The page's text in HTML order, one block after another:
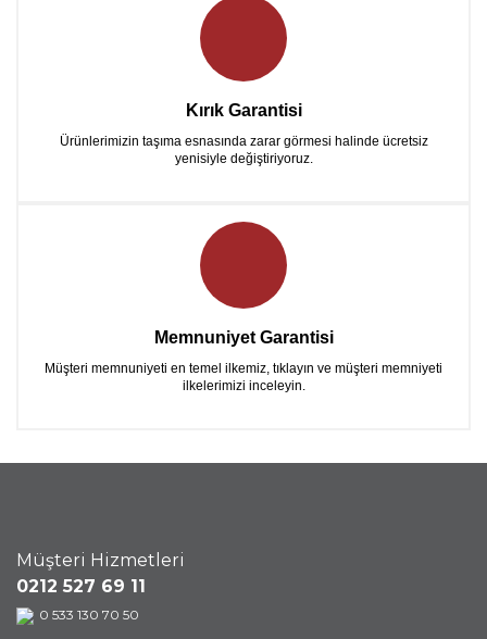
Kırık Garantisi
Ürünlerimizin taşıma esnasında zarar görmesi halinde ücretsiz
yenisiyle değiştiriyoruz.
Memnuniyet Garantisi
Müşteri memnuniyeti en temel ilkemiz, tıklayın ve müşteri memniyeti
ilkelerimizi inceleyin.
Müşteri Hizmetleri
0212 527 69 11
0 533 130 70 50